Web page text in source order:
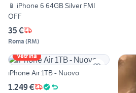
📱 iPhone 6 64GB Silver FMI
OFF
35 €
Roma (RM)
Vetrina
iPhone Air 1TB - Nuovo
1.249 €